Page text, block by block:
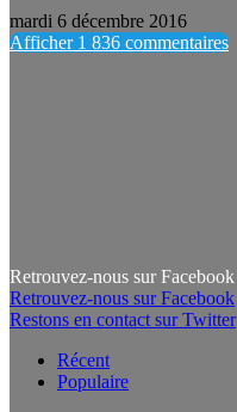
mardi 6 décembre 2016
Afficher 1 836 commentaires
Retrouvez-nous sur Facebook
Retrouvez-nous sur Facebook
Restons en contact sur Twitter
Récent
Populaire